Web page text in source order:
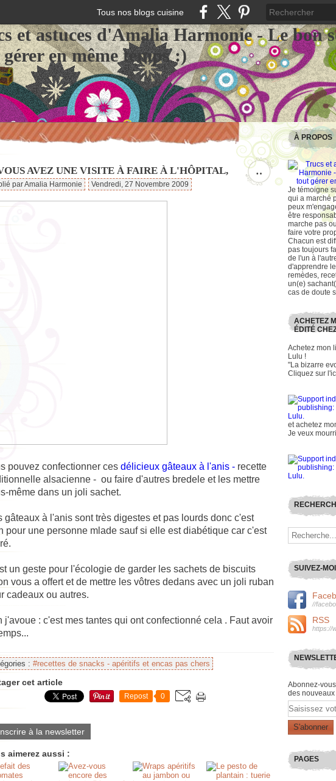
Tous nos blogs cuisine
et astuces d'Amalia Harmonie - Le bon
en même temps :)
…
AVEZ UNE VISITE À FAIRE À L'HÔPITAL,
par Amalia Harmonie Vendredi, 27 Novembre 2009
pouvez confectionner ces délicieux gâteaux à l'anis - recette
alsacienne - ou faire d'autres bredele et les mettre
même dans un joli sachet.
gâteaux à l'anis sont très digestes et pas lourds donc c'est
pour une personne mlade sauf si elle est diabétique car c'est
un geste pour l'écologie de garder les sachets de biscuits
vous a offert et de mettre les vôtres dedans avec un joli ruban
cadeaux ou autres.
j'avoue : c'est mes tantes qui ont confectionné cela . Faut avoir
: #recettes de snacks - apéritifs et encas pas chers
cet article
Repost 0
à la newsletter
aimerez aussi :
À PROPOS
Je témoigne
qui a marché
peux
être
marche pas
faire votre
Chacun est
pas toujours
de l'un à
d'apprendre
remèdes,
un(e)
cas de doute
ACHETEZ
ÉDITÉ
Achetez mon
Lulu !
"La bizarre
Cliquez sur
et achetez
Je veux
SUIVEZ-MOI
RSS
Abonnez-
des
Email
PAGES